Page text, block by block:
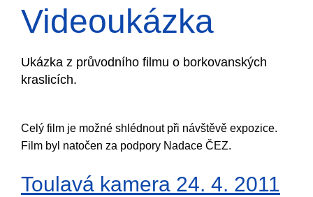
Videoukázka
Ukázka z průvodního filmu o borkovanských
kraslicích.
Celý film je možné shlédnout při návštěvě expozice.
Film byl natočen za podpory Nadace ČEZ.
Toulavá kamera 24. 4. 2011